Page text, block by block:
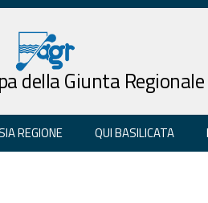
della Giunta Regionale
REGIONE QUI BASILICATA